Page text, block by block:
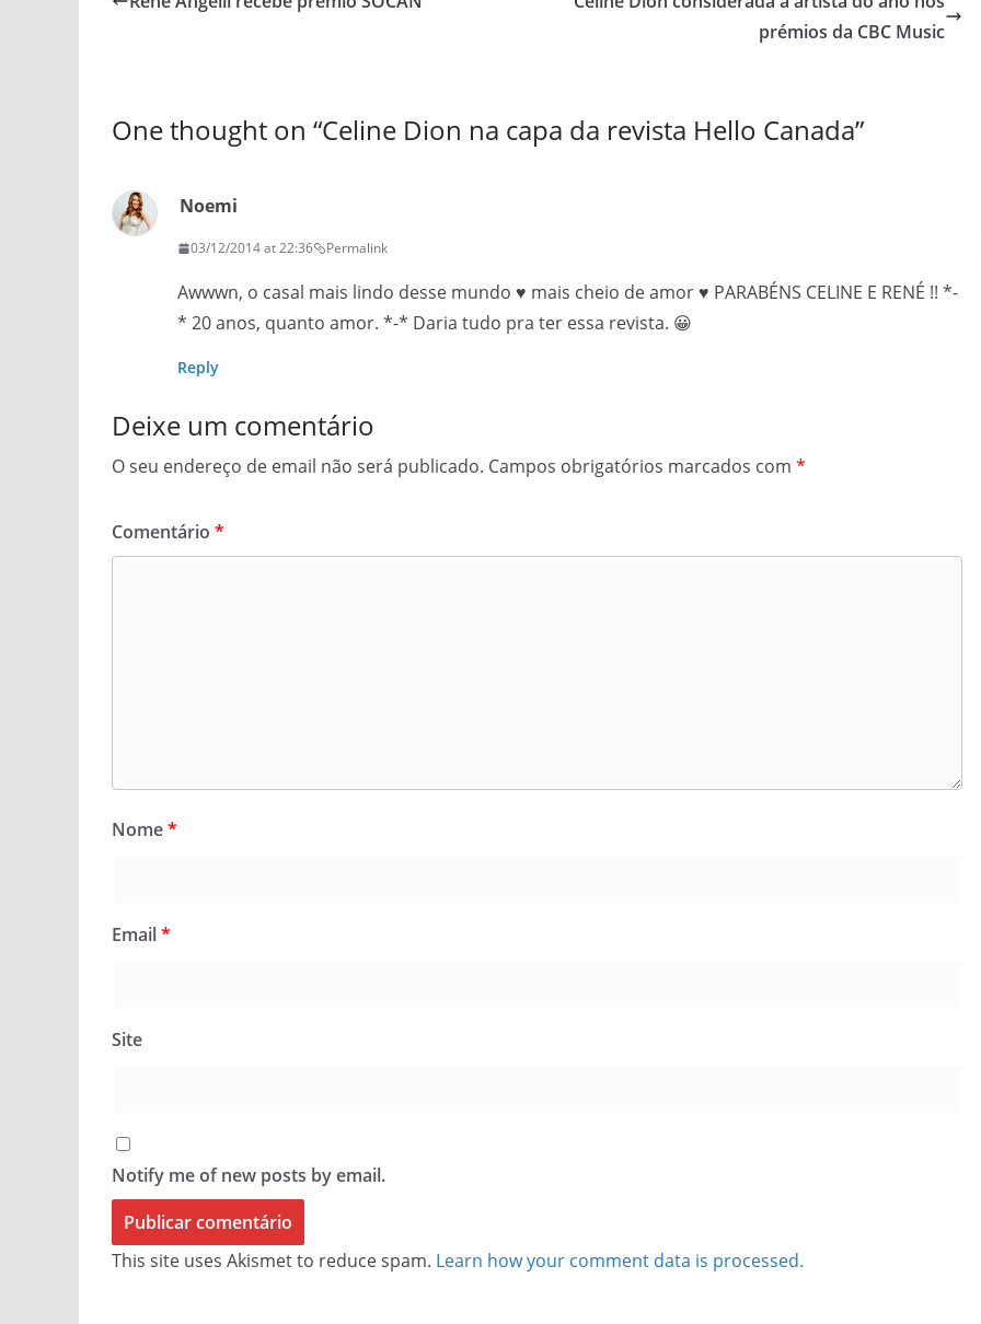
prémios da CBC Music
One thought on “Celine Dion na capa da revista Hello Canada”
Noemi
03/12/2014 at 22:36 Permalink
Awwwn, o casal mais lindo desse mundo ♥ mais cheio de amor ♥ PARABÉNS CELINE E RENÉ !! *-
* 20 anos, quanto amor. *-* Daria tudo pra ter essa revista. 😀
Reply
Deixe um comentário
O seu endereço de email não será publicado. Campos obrigatórios marcados com *
Comentário *
Nome*
Email*
Site
Notify me of new posts by email.
This site uses Akismet to reduce spam. Learn how your comment data is processed.